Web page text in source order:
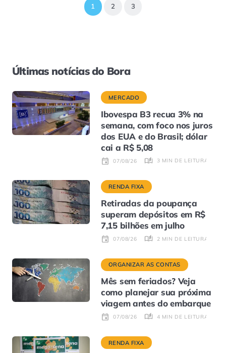
1 2 3
Últimas notícias do Bora
MERCADO
Ibovespa B3 recua 3% na
semana, com foco nos juros
dos EUA e do Brasil; dólar
cai a R$ 5,08
07/08/26 3 MIN DE LEITURA
RENDA FIXA
Retiradas da poupança
superam depósitos em R$
7,15 bilhões em julho
07/08/26 2 MIN DE LEITURA
ORGANIZAR AS CONTAS
Mês sem feriados? Veja
como planejar sua próxima
viagem antes do embarque
07/08/26 4 MIN DE LEITURA
RENDA FIXA